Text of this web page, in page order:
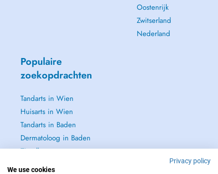
Oostenrijk
Zwitserland
Nederland
Populaire
zoekopdrachten
Tandarts in Wien
Huisarts in Wien
Tandarts in Baden
Dermatoloog in Baden
Zie alle →
Privacy policy
We use cookies